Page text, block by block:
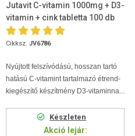
Jutavit C-vitamin 1000mg + D3-
vitamin + cink tabletta 100 db
Cikksz. JV6786
Nyújtott felszívódású, hosszan tartó
hatású C-vitamint tartalmazó étrend-
kiegészítő készítmény D3-vitaminna...
Készleten
Akció lejár: